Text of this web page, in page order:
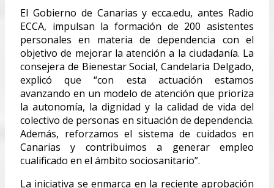
El Gobierno de Canarias y ecca.edu, antes Radio
ECCA, impulsan la formación de 200 asistentes
personales en materia de dependencia con el
objetivo de mejorar la atención a la ciudadanía. La
consejera de Bienestar Social, Candelaria Delgado,
explicó que “con esta actuación estamos
avanzando en un modelo de atención que prioriza
la autonomía, la dignidad y la calidad de vida del
colectivo de personas en situación de dependencia.
Además, reforzamos el sistema de cuidados en
Canarias y contribuimos a generar empleo
cualificado en el ámbito sociosanitario”.
La iniciativa se enmarca en la reciente aprobación